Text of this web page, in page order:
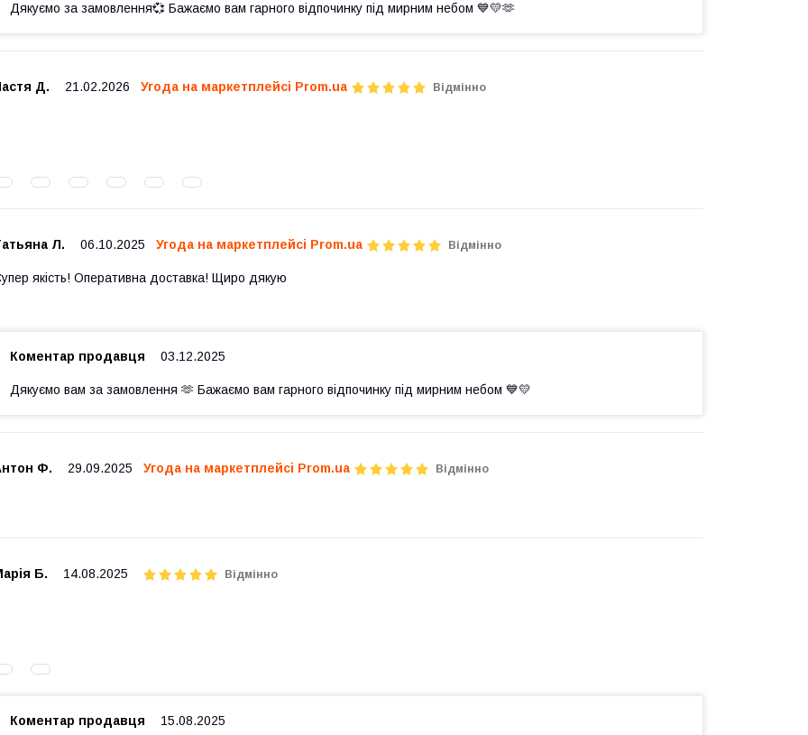
Дякуємо за замовлення💞 Бажаємо вам гарного відпочинку під мирним небом 💙💛🫶
Д. 21.02.2026 Угода на маркетплейсі Prom.ua Відмінно
Л. 06.10.2025 Угода на маркетплейсі Prom.ua Відмінно
якість! Оперативна доставка! Щиро дякую
Коментар продавця 03.12.2025
Дякуємо вам за замовлення 🫶 Бажаємо вам гарного відпочинку під мирним небом 💙💛
Ф. 29.09.2025 Угода на маркетплейсі Prom.ua Відмінно
Б. 14.08.2025 Відмінно
Коментар продавця 15.08.2025